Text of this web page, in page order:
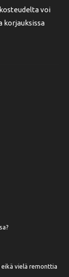
voi
korjauksissa
vielä remonttia